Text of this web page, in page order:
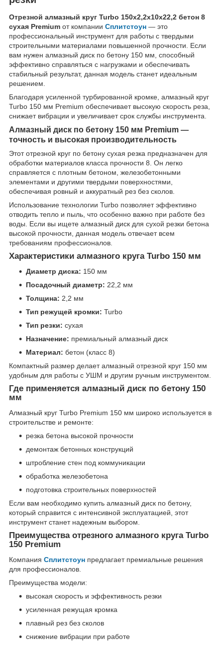
Отрезной алмазный круг Turbo 150x2,2x10x22,2 бетон 8
сухая Premium от компании Сплитстоун — это
профессиональный инструмент для работы с твердыми
строительными материалами повышенной прочности. Если
вам нужен алмазный диск по бетону 150 мм, способный
эффективно справляться с нагрузками и обеспечивать
стабильный результат, данная модель станет идеальным
решением.
Благодаря усиленной турбированной кромке, алмазный круг
Turbo 150 мм Premium обеспечивает высокую скорость реза,
снижает вибрации и увеличивает срок службы инструмента.
Алмазный диск по бетону 150 мм Premium —
точность и высокая производительность
Этот отрезной круг по бетону сухая резка предназначен для
обработки материалов класса прочности 8. Он легко
справляется с плотным бетоном, железобетонными
элементами и другими твердыми поверхностями,
обеспечивая ровный и аккуратный рез без сколов.
Использование технологии Turbo позволяет эффективно
отводить тепло и пыль, что особенно важно при работе без
воды. Если вы ищете алмазный диск для сухой резки бетона
высокой прочности, данная модель отвечает всем
требованиям профессионалов.
Характеристики алмазного круга Turbo 150 мм
Диаметр диска: 150 мм
Посадочный диаметр: 22,2 мм
Толщина: 2,2 мм
Тип режущей кромки: Turbo
Тип резки: сухая
Назначение: премиальный алмазный диск
Материал: бетон (класс 8)
Компактный размер делает алмазный отрезной круг 150 мм
удобным для работы с УШМ и другим ручным инструментом.
Где применяется алмазный диск по бетону 150
мм
Алмазный круг Turbo Premium 150 мм широко используется в
строительстве и ремонте:
резка бетона высокой прочности
демонтаж бетонных конструкций
штробление стен под коммуникации
обработка железобетона
подготовка строительных поверхностей
Если вам необходимо купить алмазный диск по бетону,
который справится с интенсивной эксплуатацией, этот
инструмент станет надежным выбором.
Преимущества отрезного алмазного круга Turbo
150 Premium
Компания Сплитстоун предлагает премиальные решения
для профессионалов.
Преимущества модели:
высокая скорость и эффективность резки
усиленная режущая кромка
плавный рез без сколов
снижение вибрации при работе